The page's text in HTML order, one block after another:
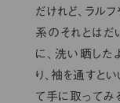
だけれど、ラル
系のそれとはだ
に、洗い晒した
り、袖を通すと
て手に取ってみ